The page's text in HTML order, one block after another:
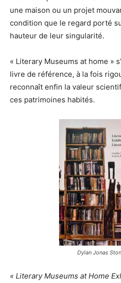
une maison ou un projet
condition que le regard porté
hauteur de leur singularité.
« Literary Museums at home »
livre de référence, à la fois
reconnaît enfin la valeur
ces patrimoines habités.
Dylan Jonas
« Literary Museums at Home